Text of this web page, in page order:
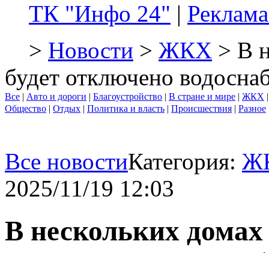
ТК "Инфо 24" |
> Новости > ЖКХ > В
будет отключено
Все | Авто и дороги | Благоустройство | В стране и мире | ЖКХ
Общество | Отдых | Политика и власть | Происшествия | Разное
Все новостиКатегория:
2025/11/19 12:03
В нескольких